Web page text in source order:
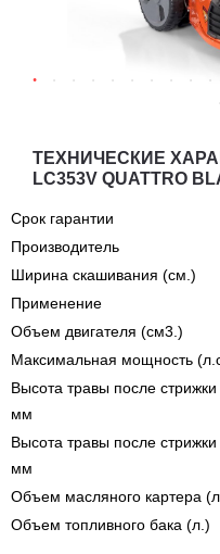
ТЕХНИЧЕСКИЕ
LC353V QUATTRO
Срок гарантии
Производитель
Ширина скашивания (см.)
Применение
Объем двигателя (см3.)
Максимальная мощность
Высота травы после стрижки
мм
Высота травы после стрижки
мм
Объем масляного картера
Объем топливного бака (л.)